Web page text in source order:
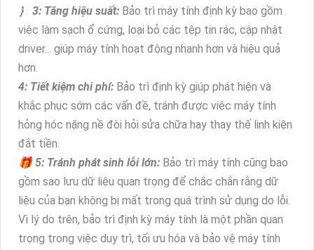
｝ 3: Tăng hiệu suất: Bảo trì máy tính định kỳ bao gồm
việc làm sạch ổ cứng, loại bỏ các tệp tin rác, cập nhật
driver... giúp máy tính hoạt động nhanh hơn và hiệu quả
hơn.
4: Tiết kiệm chi phí: Bảo trì định kỳ giúp phát hiện và
khắc phục sớm các vấn đề, tránh được việc máy tính
hỏng hóc nặng nề đòi hỏi sửa chữa hay thay thế linh kiện
đắt tiền.
🎁 5: Tránh phát sinh lỗi lớn: Bảo trì máy tính cũng bao
gồm sao lưu dữ liệu quan trọng để chắc chắn rằng dữ
liệu của bạn không bị mất trong quá trình sử dụng do lỗi.
Vì lý do trên, bảo trì định kỳ máy tính là một phần quan
trọng trong việc duy trì, tối ưu hóa và bảo vệ máy tính